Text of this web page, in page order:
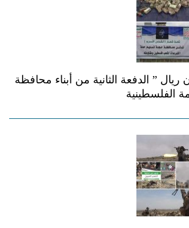
70 مليون ريال ” الدفعة الثانية من أبناء محافظة
الفلسطينية